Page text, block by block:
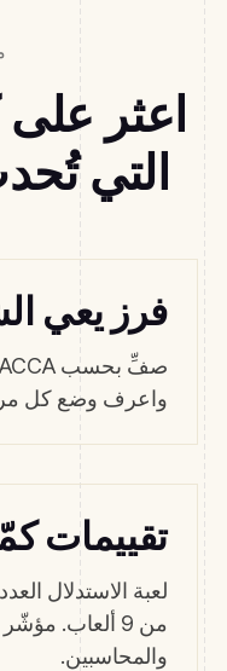
اعثر على
التي
فرز يعي
واعرف وضع كل
تقييمات
من 9 ألعاب.
والمحاسبين.